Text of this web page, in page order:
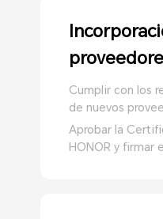
Cumplir con los
de nuevos
Aprobar la
HONOR y firmar